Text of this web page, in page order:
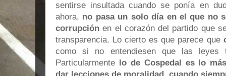
sentirse insultada cuando se ponía en
ahora, no pasa un solo día en el que no
corrupción en el corazón del partido que
transparencia. Lo cierto es que parece que
como si no entendiesen que las leyes
Particularmente lo de Cospedal es lo